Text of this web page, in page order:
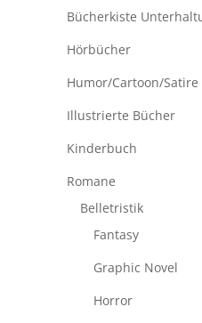
Bücherkiste
Hörbücher
Humor/Cartoon/Satire
Illustrierte Bücher
Kinderbuch
Romane
Belletristik
Fantasy
Graphic Novel
Horror